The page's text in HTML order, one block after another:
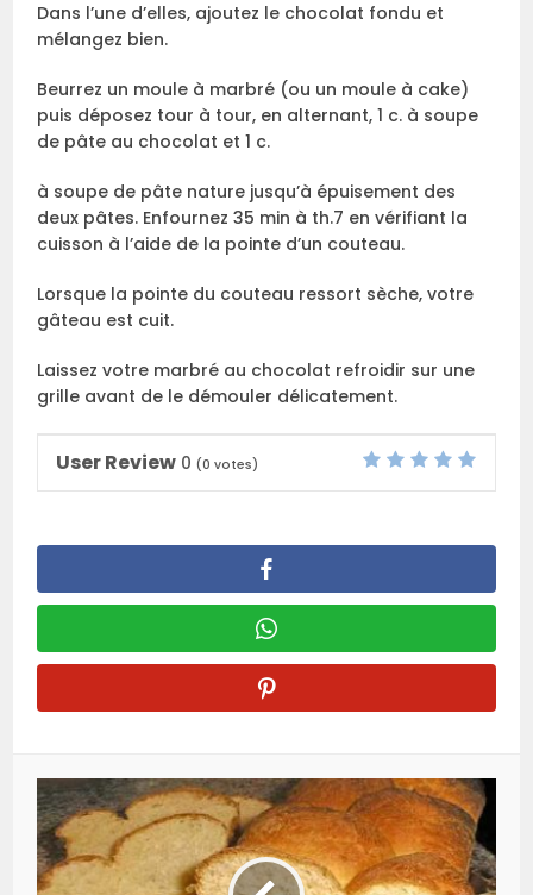
Dans l’une d’elles, ajoutez le chocolat fondu et
mélangez bien.
Beurrez un moule à marbré (ou un moule à cake)
puis déposez tour à tour, en alternant, 1 c. à soupe
de pâte au chocolat et 1 c.
à soupe de pâte nature jusqu’à épuisement des
deux pâtes. Enfournez 35 min à th.7 en vérifiant la
cuisson à l’aide de la pointe d’un couteau.
Lorsque la pointe du couteau ressort sèche, votre
gâteau est cuit.
Laissez votre marbré au chocolat refroidir sur une
grille avant de le démouler délicatement.
User Review 0 (0 votes)